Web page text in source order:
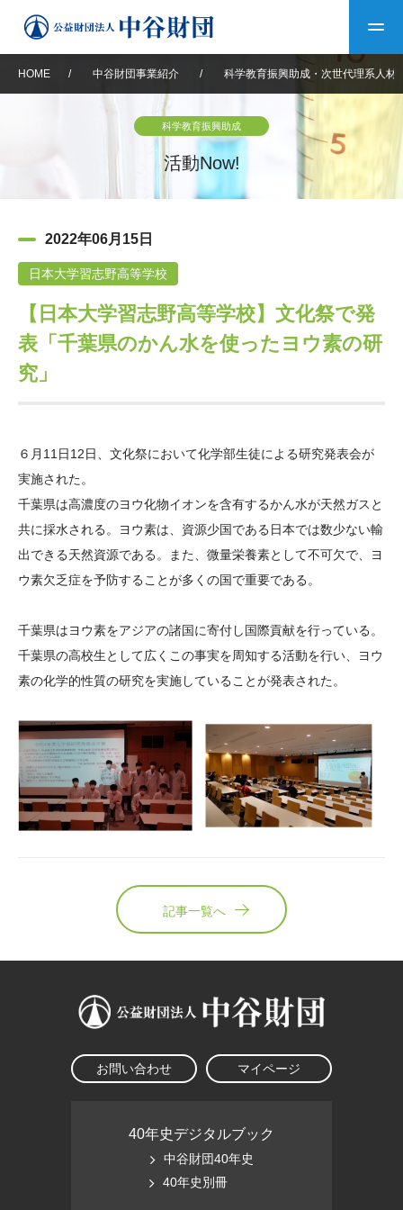
中谷財団について
設立趣意書
沿革 40年史デジタルブック
中谷財団40年史
年報一覧
中谷財団事業紹介
神戸賞 長期大型研究助成
研究助成
ム
科学教育振興助成・
次世代理系人材育成プ
ログラム助成
中谷財団動画紹介
その他情報
その他情報
アクセス よくあるご質問
サイトマップ 中谷財団アーカイブ
日本語 English マイページ
HOME / 中谷財団事業紹介 / 科学教育振興助成・次世代理系人材
科学教育振興助成
活動Now!
2022年06月15日
日本大学習志野高等学校
【日本大学習志野高等学校】文化祭で発
表「千葉県のかん水を使ったヨウ素の研
究」
６月11日12日、文化祭において化学部生徒による研究発表会が
実施された。
千葉県は高濃度のヨウ化物イオンを含有するかん水が天然ガスと
共に採水される。ヨウ素は、資源少国である日本では数少ない輸
出できる天然資源である。また、微量栄養素として不可欠で、ヨ
ウ素欠乏症を予防することが多くの国で重要である。
千葉県はヨウ素をアジアの諸国に寄付し国際貢献を行っている。
千葉県の高校生として広くこの事実を周知する活動を行い、ヨウ
素の化学的性質の研究を実施していることが発表された。
記事一覧へ
お問い合わせ マイページ
40年史デジタルブック
中谷財団40年史
40年史別冊